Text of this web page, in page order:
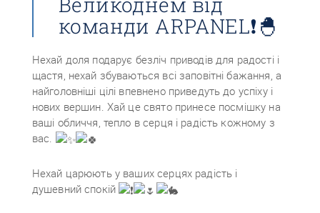
команди ARPANEL❗🐣
Нехай доля подарує безліч приводів для радості і
щастя, нехай збуваються всі заповітні бажання, а
найголовніші цілі впевнено приведуть до успіху і
нових вершин. Хай це свято принесе посмішку на
ваші обличчя, тепло в серця і радість кожному з
вас.
Нехай царюють у ваших серцях радість і
душевний спокій